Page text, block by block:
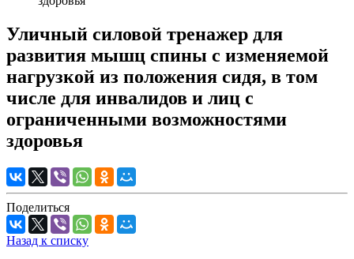
Уличный силовой тренажер для
развития мышц спины с изменяемой
нагрузкой из положения сидя, в том
числе для инвалидов и лиц с
ограниченными возможностями
здоровья
Поделиться
Назад к списку